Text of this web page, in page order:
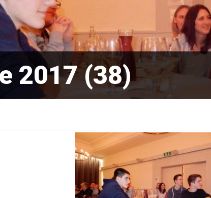
2017 (38)